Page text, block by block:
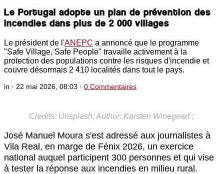
Le Portugal adopte un plan de prévention des
incendies dans plus de 2 000 villages
Le président de l'ANEPC a annoncé que le programme
"Safe Village, Safe People" travaille activement à la
protection des populations contre les risques d'incendie et
couvre désormais 2 410 localités dans tout le pays.
in · 22 mai 2026, 08:03 · 0 Commentaires
Credits: Unsplash;Author: Karsten Winegeart ;
José Manuel Moura s'est adressé aux journalistes à
Vila Real, en marge de Fénix 2026, un exercice
national auquel participent 300 personnes et qui vise
à tester la réponse aux incendies en milieu rural.